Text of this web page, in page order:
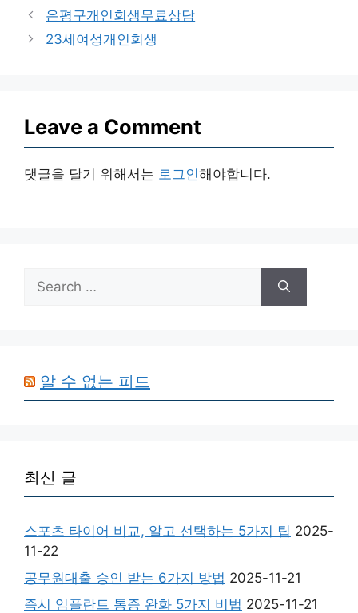
은평구개인회생무료상담
23세여성개인회생
Leave a Comment
댓글을 달기 위해서는 로그인해야합니다.
Search
for:
알 수 없는 피드
최신 글
스포츠 타이어 비교, 알고 선택하는 5가지 팁 2025-
11-22
공무원대출 승인 받는 6가지 방법 2025-11-21
즉시 임플란트 통증 완화 5가지 비법 2025-11-21